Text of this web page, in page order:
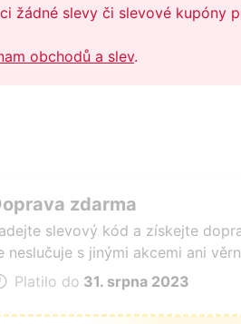
žádné slevy či slevové kupóny
obchodů a slev.
zdarma
slevový kód a získejte
neslučuje s jinými akcemi ani
na dobírku.
Platilo do 31. srpna 2023